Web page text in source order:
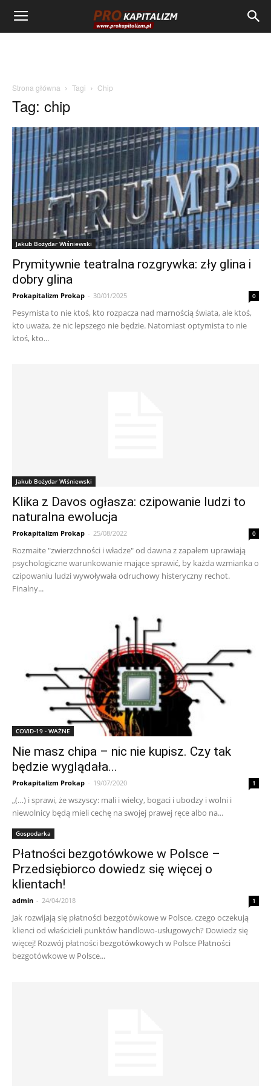
Strona główna Tagi Chip
Tag: chip
Jakub Bożydar Wiśniewski
Prymitywnie teatralna rozgrywka: zły glina i
dobry glina
Prokapitalizm Prokap - 30/01/2025 0
Pesymista to nie ktoś, kto rozpacza nad marnością świata, ale ktoś,
kto uważa, że nic lepszego nie będzie. Natomiast optymista to nie
ktoś, kto...
Jakub Bożydar Wiśniewski
Klika z Davos ogłasza: czipowanie ludzi to
naturalna ewolucja
Prokapitalizm Prokap - 25/08/2022 0
Rozmaite "zwierzchności i władze" od dawna z zapałem uprawiają
psychologiczne warunkowanie mające sprawić, by każda wzmianka o
czipowaniu ludzi wywoływała odruchowy histeryczny rechot.
Finalny...
COVID-19 - WAŻNE
Nie masz chipa – nic nie kupisz. Czy tak
będzie wyglądała...
Prokapitalizm Prokap - 19/07/2020 1
„(…) i sprawi, że wszyscy: mali i wielcy, bogaci i ubodzy i wolni i
niewolnicy będą mieli cechę na swojej prawej ręce albo na...
Gospodarka
Płatności bezgotówkowe w Polsce –
Przedsiębiorco dowiedz się więcej o
klientach!
admin - 24/04/2018 1
Jak rozwijają się płatności bezgotówkowe w Polsce, czego oczekują
klienci od właścicieli punktów handlowo-usługowych? Dowiedz się
więcej! Rozwój płatności bezgotówkowych w Polsce Płatności
bezgotówkowe w Polsce...